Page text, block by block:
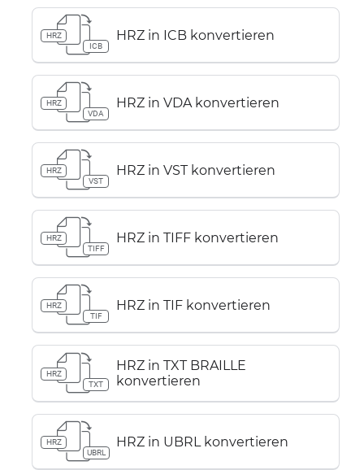
HRZ
ICB
HRZ in ICB konvertieren
HRZ
VDA
HRZ in VDA konvertieren
HRZ
VST
HRZ in VST konvertieren
HRZ
TIFF
HRZ in TIFF konvertieren
HRZ
TIF
HRZ in TIF konvertieren
HRZ
TXT
HRZ in TXT BRAILLE
konvertieren
HRZ
UBRL
HRZ in UBRL konvertieren